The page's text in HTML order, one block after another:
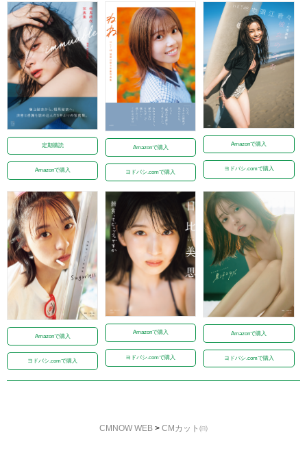
定期購読
Amazonで購入
Amazonで購入
ヨドバシ.comで購入
Amazonで購入
ヨドバシ.comで購入
Amazonで購入
ヨドバシ.comで購入
Amazonで購入
ヨドバシ.comで購入
Amazonで購入
ヨドバシ.comで購入
CMNOW WEB > CMカット㈰